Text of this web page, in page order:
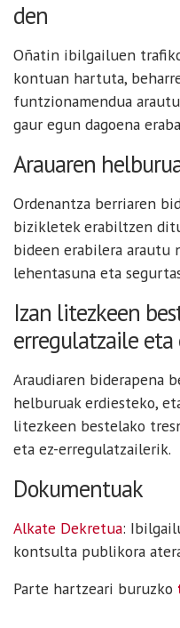
den
Oñatin ibilgailuen
kontuan hartuta,
funtzionamendua
gaur egun dagoena
Arauaren
Ordenantza berriaren
bizikletek erabiltzen
bideen erabilera arautu
lehentasuna eta
Izan litezkeen
erregulatzaile
Araudiaren biderapena
helburuak erdiesteko,
litezkeen bestelako
eta ez-erregulatzailerik.
Dokumentuak
Alkate Dekretua:
kontsulta publikora
Parte hartzeari buruzko